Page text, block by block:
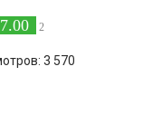
7.00 2
3 570